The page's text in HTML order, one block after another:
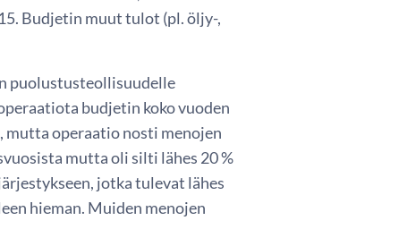
Budjetin muut tulot (pl. öljy-,
puolustusteollisuudelle
budjetin koko vuoden
mutta operaatio nosti menojen
mutta oli silti lähes 20 %
jotka tulevat lähes
hieman. Muiden menojen